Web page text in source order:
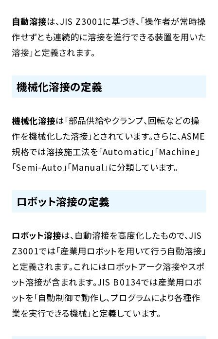
自動溶接は、JIS Z3001に基づき、「操作者が常時操
作せずとも連続的に溶接を進行できる装置を用いた
溶接」と定義されます。
機械化溶接の定義
機械化溶接は「部品供給やクランプ、回転などの操
作を機械化した溶接」とされています。さらに、ASME
規格では溶接施工法を「Automatic」「Machine」
「Semi-Auto」「Manual」に分類しています。
ロボット溶接の定義
ロボット溶接は、自動溶接を高度化したもので、JIS
Z3001では「産業用ロボットを用いて行う自動溶接」
と定義されます。これにはロボットアーク溶接やスポ
ット溶接が含まれます。JIS B0134では産業用ロボ
ットを「自動制御で動作し、プログラムにより各種作
業を実行できる機械」と定義しています。